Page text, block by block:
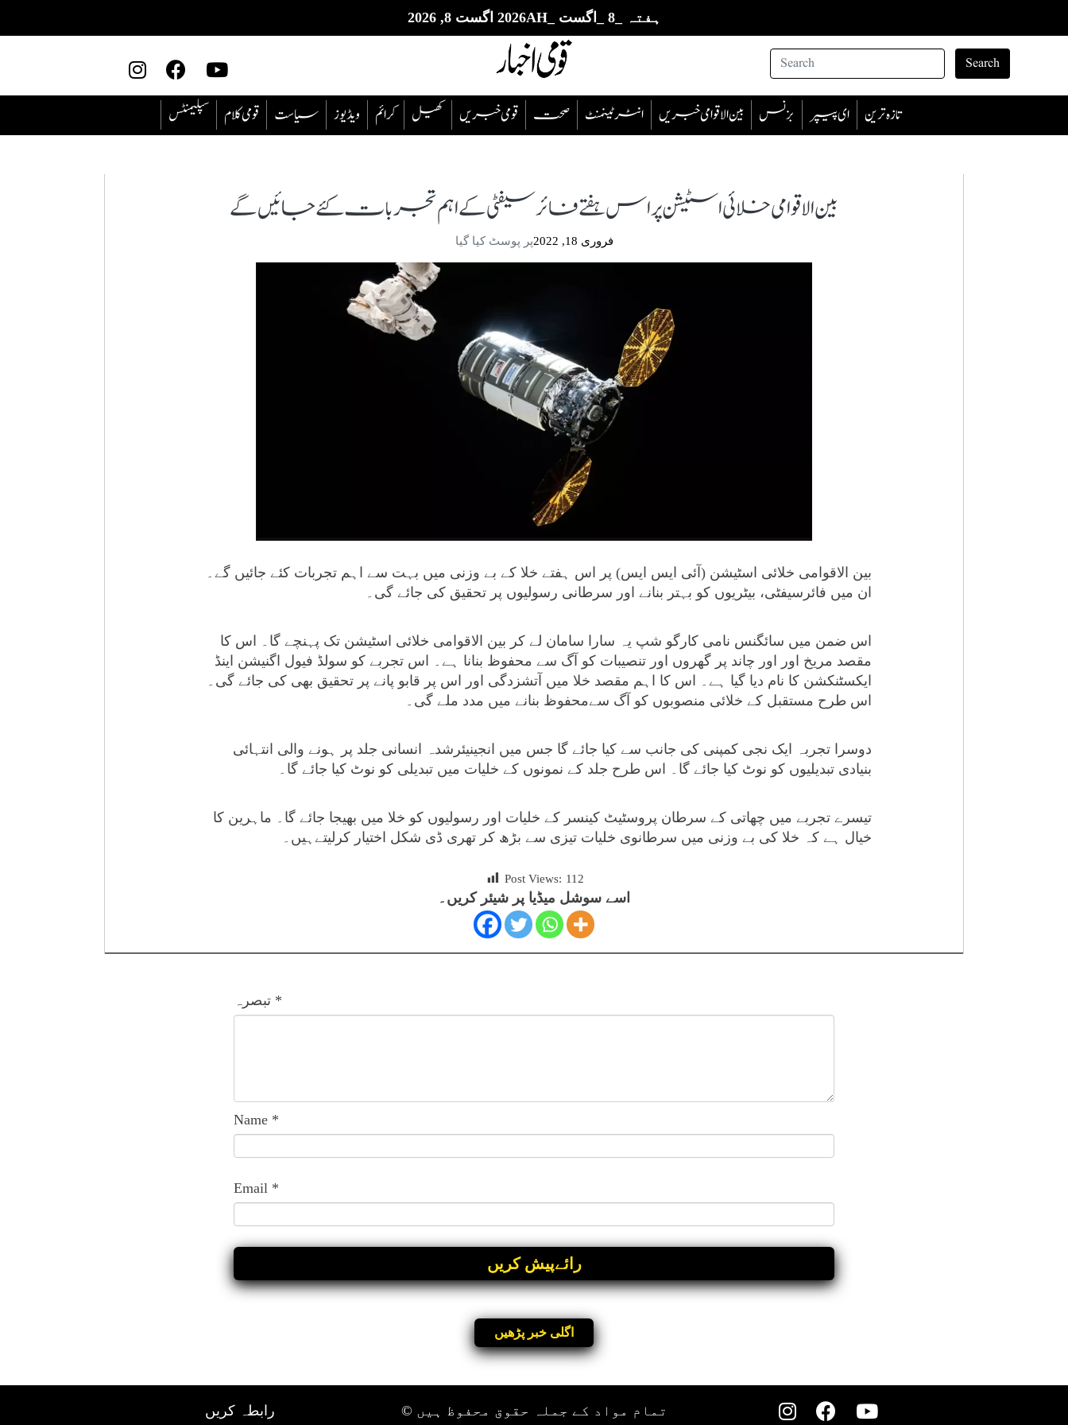
ہفتہ _8 _اگست _2026AH اگست 8, 2026
Search
سپلیمنٹس قومی کلام سیاست ویڈیوز ‎کرائم کھیل قومی خبریں صحت انٹرٹینمنٹ بین الاقوامی خبریں بزنس ای پیپر تازہ ترین
بین الاقوامی خلائی اسٹیشن پر اس ہفتے فائرسیفٹی کے اہم تجربات کئے جائیں گے
فروری 18, 2022 پر پوسٹ کیا گیا
بین الاقوامی خلائی اسٹیشن (آئی ایس ایس) پر اس ہفتے خلا کے بے وزنی میں بہت سے اہم تجربات کئے جائیں گے۔
ان میں فائرسیفٹی، بیٹریوں کو بہتر بنانے اور سرطانی رسولیوں پر تحقیق کی جائے گی۔
اس ضمن میں سائگنس نامی کارگو شپ یہ سارا سامان لے کر بین الاقوامی خلائی اسٹیشن تک پہنچے گا۔ اس کا
مقصد مریخ اور اور چاند پر گھروں اور تنصیبات کو آگ سے محفوظ بنانا ہے۔ اس تجربے کو سولڈ فیول اگنیشن اینڈ
ایکسٹنکشن کا نام دیا گیا ہے۔ اس کا اہم مقصد خلا میں آتشزدگی اور اس پر قابو پانے پر تحقیق بھی کی جائے گی۔
اس طرح مستقبل کے خلائی منصوبوں کو آگ سےمحفوظ بنانے میں مدد ملے گی۔
دوسرا تجربہ ایک نجی کمپنی کی جانب سے کیا جائے گا جس میں انجینیئرشدہ انسانی جلد پر ہونے والی انتہائی
بنیادی تبدیلیوں کو نوٹ کیا جائے گا۔ اس طرح جلد کے نمونوں کے خلیات میں تبدیلی کو نوٹ کیا جائے گا۔
تیسرے تجربے میں چھاتی کے سرطان پروسٹیٹ کینسر کے خلیات اور رسولیوں کو خلا میں بھیجا جائے گا۔ ماہرین کا
خیال ہے کہ خلا کی بے وزنی میں سرطانوی خلیات تیزی سے بڑھ کر تھری ڈی شکل اختیار کرلیتےہیں۔
Post Views: 112
اسے سوشل میڈیا پر شیئر کریں۔
تبصرہ *
Name *
Email *
اگلی خبر پڑھیں
رابطہ کریں
تمام مواد کے جملہ حقوق محفوظ ہیں ©